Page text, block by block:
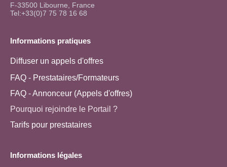
F-33500 Libourne, France
Tel:+33(0)7 75 78 16 68
Informations pratiques
Diffuser un appels d'offres
FAQ - Prestataires/Formateurs
FAQ - Annonceur (Appels d'offres)
Pourquoi rejoindre le Portail ?
Tarifs pour prestataires
Informations légales